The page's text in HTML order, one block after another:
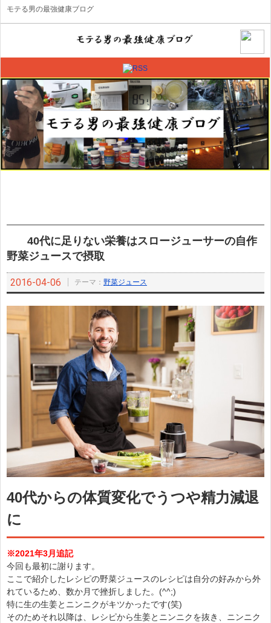
モテる男の最強健康ブログ
40代に足りない栄養はスロージューサーの自作
野菜ジュースで摂取
2016-04-06 テーマ： 野菜ジュース
40代からの体質変化でうつや精力減退
に
※2021年3月追記
今回も最初に謝ります。
ここで紹介したレシピの野菜ジュースのレシピは自分の好みから外
れているため、数か月で挫折しました。(^^;)
特に生の生姜とニンニクがキツかったです(笑)
そのためそれ以降は、レシピから生姜とニンニクを抜き、ニンニク